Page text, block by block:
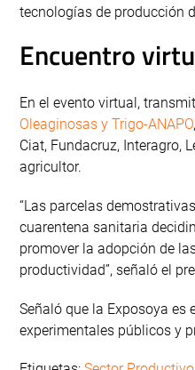
tecnologías de producción
Encuentro
En el evento virtual,
Oleaginosas y Trigo-ANAPO
Ciat, Fundacruz, Interagro,
agricultor.
“Las parcelas
cuarentena sanitaria
promover la adopción de
productividad”, señaló el
Señaló que la Exposoya
experimentales públicos y